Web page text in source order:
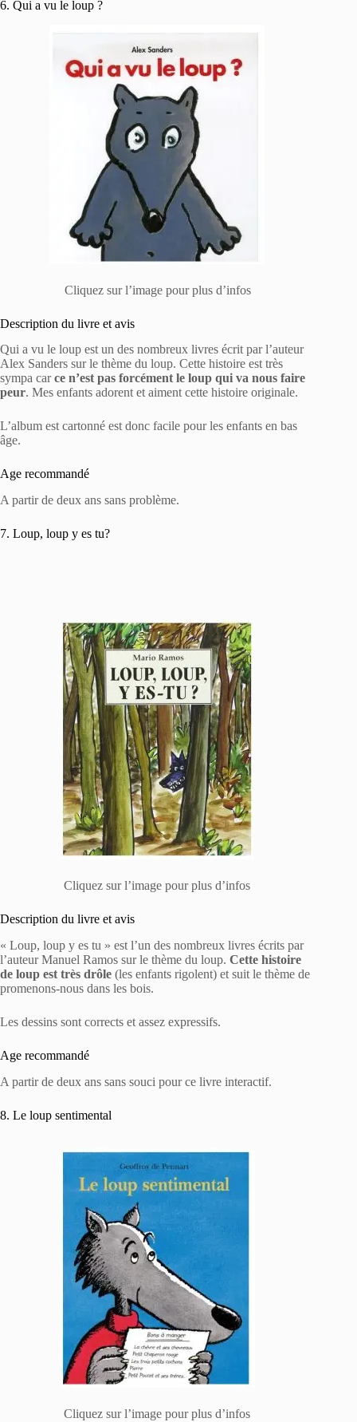
6. Qui a vu le loup ?
Cliquez sur l’image pour plus d’infos
Description du livre et avis
Qui a vu le loup est un des nombreux livres écrit par l’auteur
Alex Sanders sur le thème du loup. Cette histoire est très
sympa carce n’est pas forcément le loup qui va nous faire
peur. Mes enfants adorent et aiment cette histoire originale.
L’album est cartonné est donc facile pour les enfants en bas
âge.
Age recommandé
A partir de deux ans sans problème.
7. Loup, loup y es tu?
Cliquez sur l’image pour plus d’infos
Description du livre et avis
« Loup, loup y es tu » est l’un des nombreux livres écrits par
l’auteur Manuel Ramos sur le thème du loup. Cette histoire
de loup est très drôle (les enfants rigolent) et suit le thème de
promenons-nous dans les bois.
Les dessins sont corrects et assez expressifs.
Age recommandé
A partir de deux ans sans souci pour ce livre interactif.
8. Le loup sentimental
Cliquez sur l’image pour plus d’infos